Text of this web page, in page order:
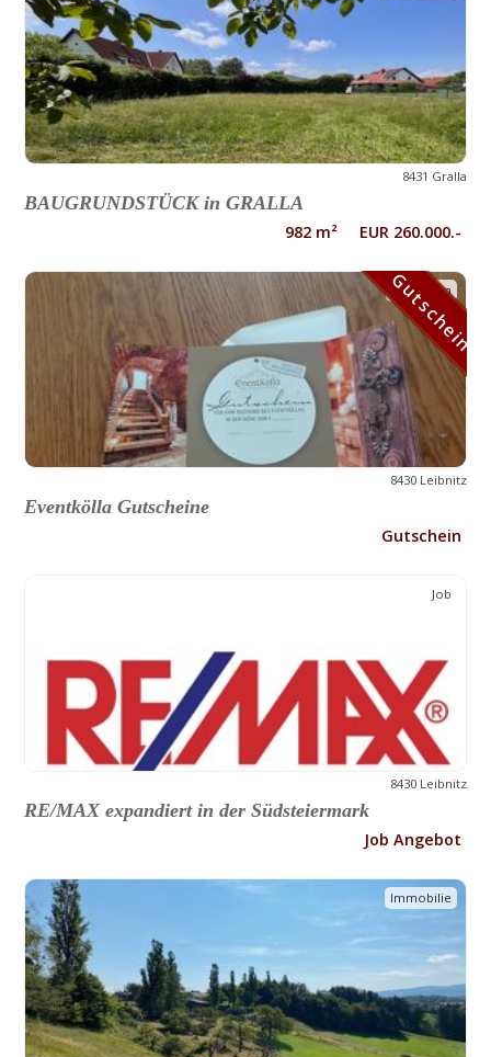
8431 Gralla
BAUGRUNDSTÜCK in GRALLA
982 m² EUR 260.000.-
Gutschein
8430 Leibnitz
Eventkölla Gutscheine
Gutschein
Gutschein
Job
8430 Leibnitz
RE/MAX expandiert in der Südsteiermark
Job Angebot
Immobilie